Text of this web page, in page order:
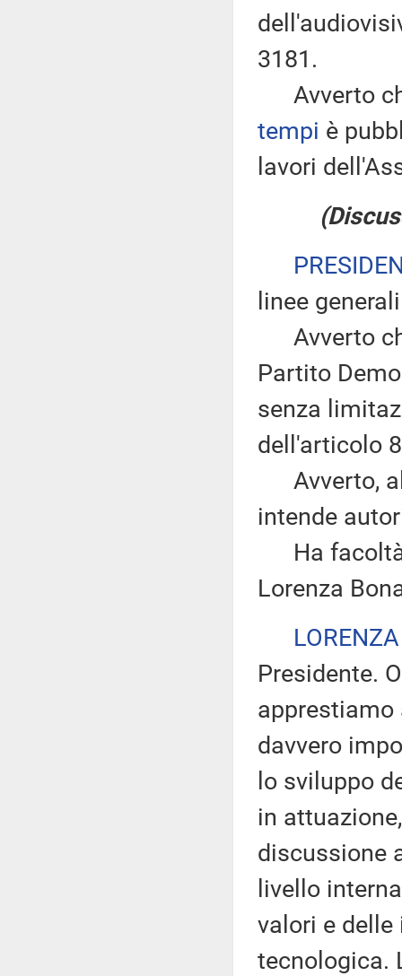
3181.
Avverto
tempi è
lavori
linee
Avverto
Partito
senza
dell'articolo
Avverto,
intende
Ha facoltà
Lorenza
Presidente.
apprestiamo
davvero
lo sviluppo
in
discussione
livello
valori e
tecnologica.